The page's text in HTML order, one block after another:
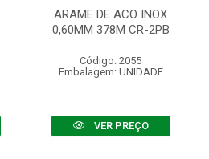
ARAME DE ACO INOX
0,60MM 378M CR-2PB
Código: 2055
Embalagem: UNIDADE
VER PREÇO